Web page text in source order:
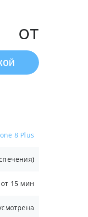
от
8 Plus
от 15 мин